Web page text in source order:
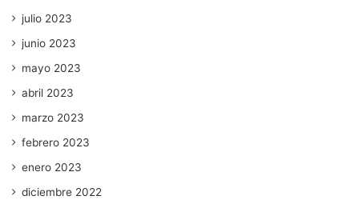
julio 2023
junio 2023
mayo 2023
abril 2023
marzo 2023
febrero 2023
enero 2023
diciembre 2022